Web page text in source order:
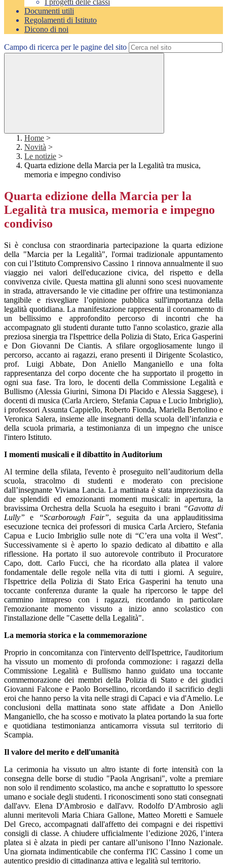
I progetti delle classi
Documenti utili
Regolamenti di Istituto
Dicono di noi
Campo di ricerca per le pagine del sito
Home >
Novità >
Le notizie >
Quarta edizione della Marcia per la Legalità tra musica,
memoria e impegno condiviso
Quarta edizione della Marcia per la
Legalità tra musica, memoria e impegno
condiviso
Si è conclusa con straordinaria partecipazione la quarta edizione
della "Marcia per la Legalità", l'ormai tradizionale appuntamento
con cui l’Istituto Comprensivo Cassino 1 rinnova annualmente il suo
viaggio nei valori dell'educazione civica, del rispetto e della
convivenza civile. Questa mattina gli alunni sono scesi nuovamente
in strada, attraversando le vie cittadine per offrire una testimonianza
tangibile e risvegliare l’opinione pubblica sull'importanza della
legalità quotidiana.La manifestazione rappresenta il coronamento di
un bellissimo e approfondito percorso di incontri che ha
accompagnato gli studenti durante tutto l'anno scolastico, grazie alla
preziosa sinergia tra l'Ispettrice della Polizia di Stato, Erica Gasperini
e Don Giovanni De Ciantis. A sfilare orgogliosamente lungo il
percorso, accanto ai ragazzi, erano presenti il Dirigente Scolastico,
prof. Luigi Abbate, Don Aniello Manganiello e una folta
rappresentanza del corpo docente che ha supportato il progetto in
ogni sua fase. Tra loro, le docenti della Commissione Legalità e
Bullismo (Alessia Giurini, Simona Di Placido e Alessia Saggese), i
docenti di musica (Carla Arciero, Stefania Capua e Lucio Imbriglio),
i professori Assunta Cappiello, Roberto Fionda, Mariella Bertolino e
Veronica Salera, insieme alle insegnanti della scuola dell’infanzia e
della scuola primaria, a testimonianza di un impegno che unisce
l'intero Istituto.
I momenti musicali e il dibattito in Auditorium
Al termine della sfilata, l'evento è proseguito nell’auditorium della
scuola, stracolmo di studenti e moderato con precisione
dall’insegnante Viviana Lancia. La mattinata è stata impreziosita da
due splendidi ed emozionanti momenti musicali: in apertura, la
bravissima Orchestra della Scuola ha eseguito i brani “Gavotta di
Lully” e “Scarborough Fair”, seguita da una applauditissima
esecuzione tecnica dei professori di musica Carla Arciero, Stefania
Capua e Lucio Imbriglio sulle note di “C’era una volta il West”.
Successivamente si è aperto lo spazio dedicato al dibattito e alla
riflessione. Ha portato il suo autorevole contributo il Procuratore
Capo, dott. Carlo Fucci, che ha ricordato alla platea il valore
fondamentale delle regole nella vita di tutti i giorni. A seguire,
l'Ispettrice della Polizia di Stato Erica Gasperini ha tenuto una
toccante conferenza durante la quale ha ripercorso le tappe del
cammino intrapreso con i ragazzi, ricordando in particolare
l'emozionante momento vissuto a inizio anno scolastico con
l'installazione delle "Casette della Legalità".
La memoria storica e la commemorazione
Proprio in concomitanza con l'intervento dell'Ispettrice, l'auditorium
ha vissuto un momento di profonda commozione: i ragazzi della
Commissione Legalità e Bullismo hanno guidato una toccante
commemorazione dei membri della Polizia di Stato e dei giudici
Giovanni Falcone e Paolo Borsellino, ricordando il sacrificio degli
eroi che hanno perso la vita nelle stragi di Capaci e via d'Amelio. Le
conclusioni della mattinata sono state affidate a Don Aniello
Manganiello, che ha scosso e motivato la platea portando la sua forte
e quotidiana testimonianza anticamorra vissuta sul territorio di
Scampia.
Il valore del merito e dell'umanità
La cerimonia ha vissuto un altro istante di forte intensità con la
consegna delle borse di studio "Paola Angrisani", volte a premiare
non solo il rendimento scolastico, ma anche e soprattutto lo spessore
umano e sociale degli studenti. I riconoscimenti sono stati consegnati
dall'avv. Elena D'Ambrosio e dall'avv. Rodolfo D'Ambrosio agli
alunni meritevoli Maria Chiara Gallone, Matteo Moretti e Samuele
Del Greco, accompagnati dall'affetto dei compagni e dei rispettivi
consigli di classe. A chiudere ufficialmente l’edizione 2026, l’intera
platea si è alzata in piedi per cantare all’unisono l’Inno Nazionale.
Una giornata indimenticabile che conferma l'IC Cassino 1 come un
autentico presidio di cittadinanza attiva e legalità sul territorio.